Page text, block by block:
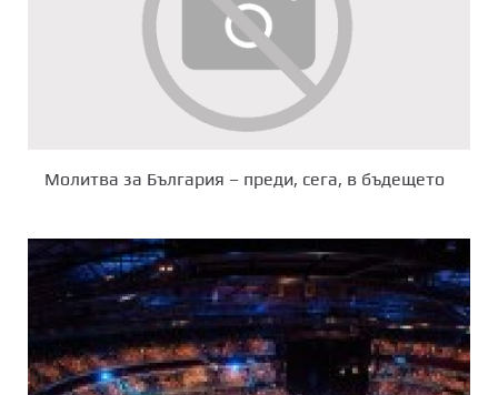
Молитва за България – преди, сега, в бъдещето